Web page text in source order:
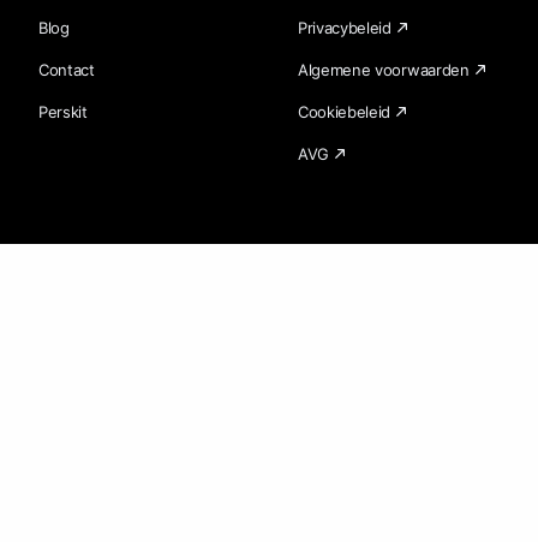
Blog
Contact
Perskit
Privacybeleid
Algemene voorwaarden
Cookiebeleid
AVG